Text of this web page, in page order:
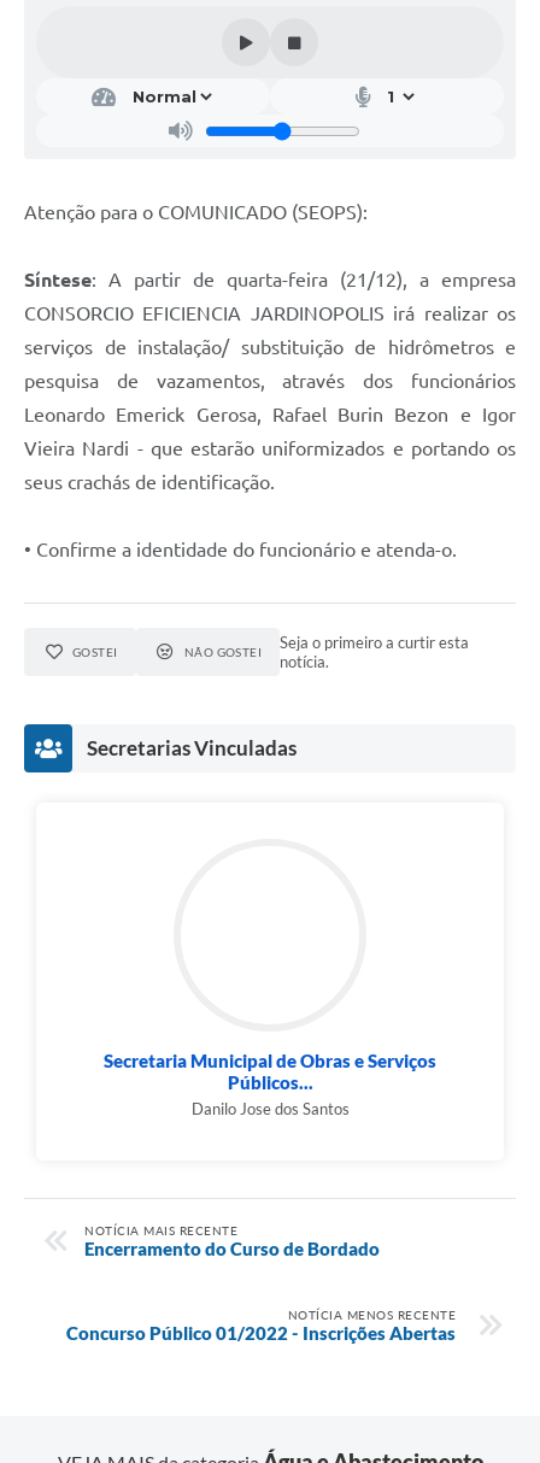
Atenção para o COMUNICADO (SEOPS):
Síntese: A partir de quarta-feira (21/12), a empresa
CONSORCIO EFICIENCIA JARDINOPOLIS irá realizar os
serviços de instalação/ substituição de hidrômetros e
pesquisa de vazamentos, através dos funcionários
Leonardo Emerick Gerosa, Rafael Burin Bezon e Igor
Vieira Nardi - que estarão uniformizados e portando os
seus crachás de identificação.
• Confirme a identidade do funcionário e atenda-o.
GOSTEI NÃO GOSTEI
Seja o primeiro a curtir esta
notícia.
Secretarias Vinculadas
Secretaria Municipal de Obras e Serviços
Públicos...
Danilo Jose dos Santos
NOTÍCIA MAIS RECENTE
Encerramento do Curso de Bordado
NOTÍCIA MENOS RECENTE
Concurso Público 01/2022 - Inscrições Abertas